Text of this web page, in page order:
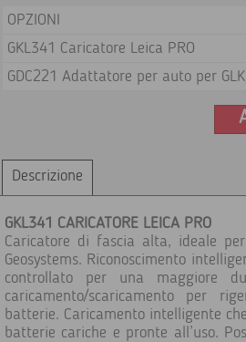
OPZIONI
GKL341 Caricatore Leica PRO
GDC221 Adattatore per auto per
Descrizione
GKL341 CARICATORE LEICA PRO
Caricatore di fascia alta, ideale
Geosystems. Riconoscimento
controllato per una maggiore
caricamento/scaricamento per
batterie. Caricamento intelligente
batterie cariche e pronte all’uso.